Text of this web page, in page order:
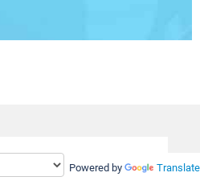
Powered by Translate